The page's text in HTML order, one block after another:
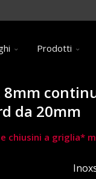
Prodotti
8mm
da 20mm
chiusini a griglia*